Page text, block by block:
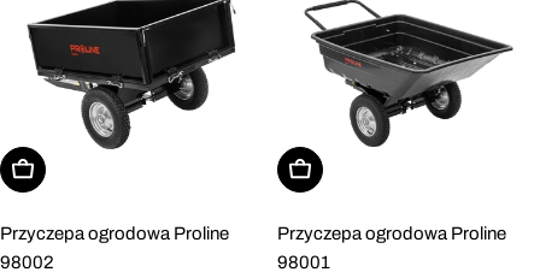
Dodaj do koszyka
Przyczepa ogrodowa Proline
98002
Dodaj do koszyka
Przyczepa ogrodowa Proline
98001